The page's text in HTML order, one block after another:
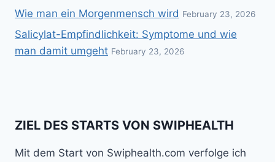
Wie man ein Morgenmensch wird February 23, 2026
Salicylat-Empfindlichkeit: Symptome und wie
man damit umgeht February 23, 2026
ZIEL DES STARTS VON SWIPHEALTH
Mit dem Start von Swiphealth.com verfolge ich